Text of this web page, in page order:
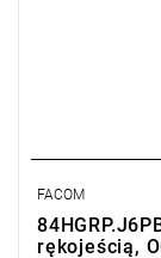
FACOM
rękojeścią,